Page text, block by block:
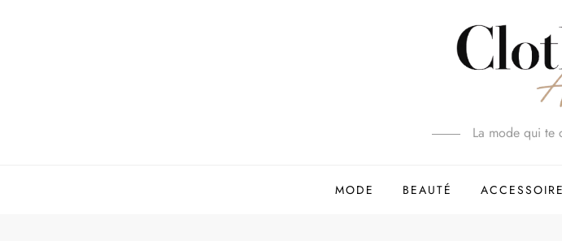
La mode qui te
MODE BEAUTÉ